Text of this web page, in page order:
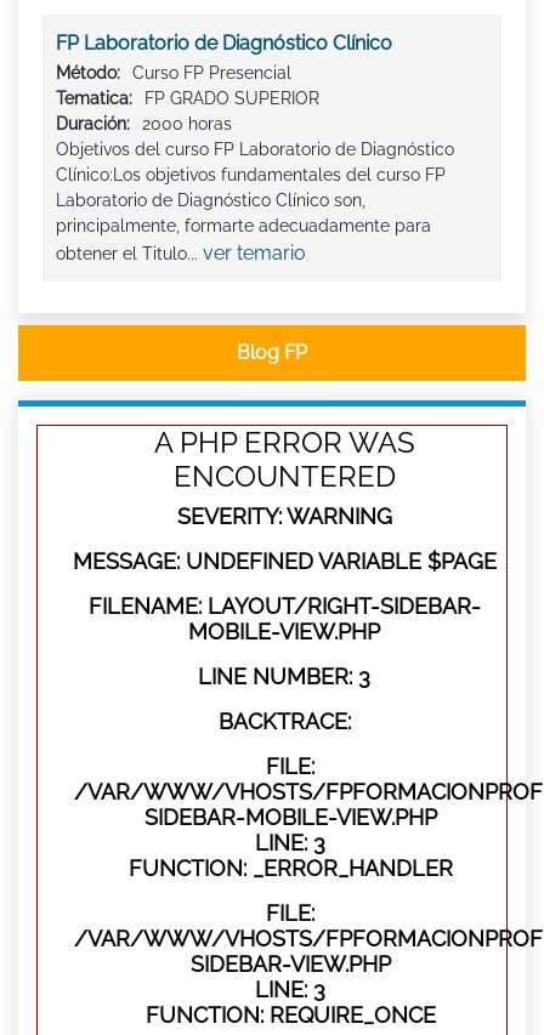
FP Laboratorio de Diagnóstico Clínico
Método:
Curso FP Presencial
Tematica:
FP GRADO SUPERIOR
Duración:
2000 horas
Objetivos del curso FP Laboratorio de Diagnóstico
Clínico:Los objetivos fundamentales del curso FP
Laboratorio de Diagnóstico Clínico son,
principalmente, formarte adecuadamente para
obtener el Titulo... ver temario
Blog FP
A PHP ERROR WAS
ENCOUNTERED
SEVERITY: WARNING
MESSAGE: UNDEFINED VARIABLE $PAGE
FILENAME: LAYOUT/RIGHT-SIDEBAR-
MOBILE-VIEW.PHP
LINE NUMBER: 3
BACKTRACE:
FILE:
/VAR/WWW/VHOSTS/
SIDEBAR-MOBILE-VIEW.PHP
LINE: 3
FUNCTION: _ERROR_HANDLER
FILE:
/VAR/WWW/VHOSTS/
SIDEBAR-VIEW.PHP
LINE: 3
FUNCTION: REQUIRE_ONCE